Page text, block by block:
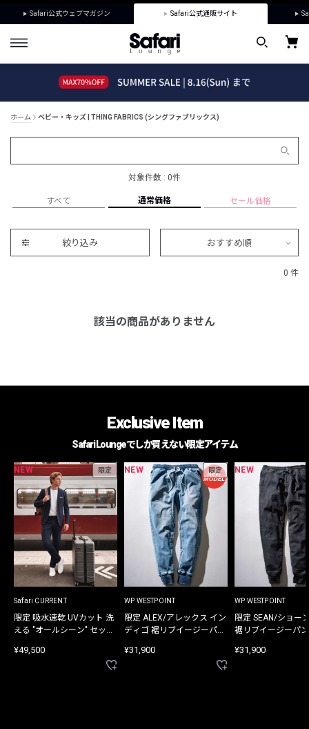
Safari公式ウェブマガジン Safari公式通販サイト
ホーム ベビー・キッズ | THING FABRICS (シングファブリックス)
対象件数 : 0件
すべて 通常価格 セール価格
絞り込み おすすめ順
0 件
該当の商品がありません
Exclusive Item
Safari Loungeでしか買えない限定アイテム
NEW 限定
Safari CURRENT
限定 吸水速乾 UVカット 洗
える "オールシーン" セット
¥49,500
NEW 限定
WP WESTPOINT
限定 ALEX/アレックス イン
ディゴ 裾リブイージーパン
¥31,900
NEW
WP WESTPOINT
限定 SEAN/ショー
裾リブイージーパ
¥31,900